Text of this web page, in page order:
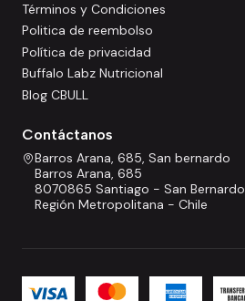
Términos y Condiciones
Politica de reembolso
Política de privacidad
Buffalo Labz Nutricional
Blog CBULL
Contáctanos
Barros Arana, 685, San bernardo
Barros Arana, 685
8070865 Santiago - San Bernardo
Región Metropolitana - Chile